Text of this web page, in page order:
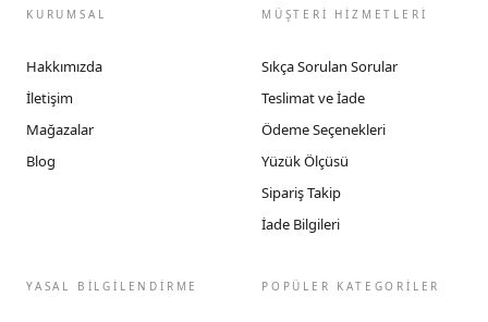
KURUMSAL
Hakkımızda
İletişim
Mağazalar
Blog
MÜŞTERİ HİZMETLERİ
Sıkça Sorulan Sorular
Teslimat ve İade
Ödeme Seçenekleri
Yüzük Ölçüsü
Sipariş Takip
İade Bilgileri
YASAL BİLGİLENDİRME POPÜLER KATEGORİLER